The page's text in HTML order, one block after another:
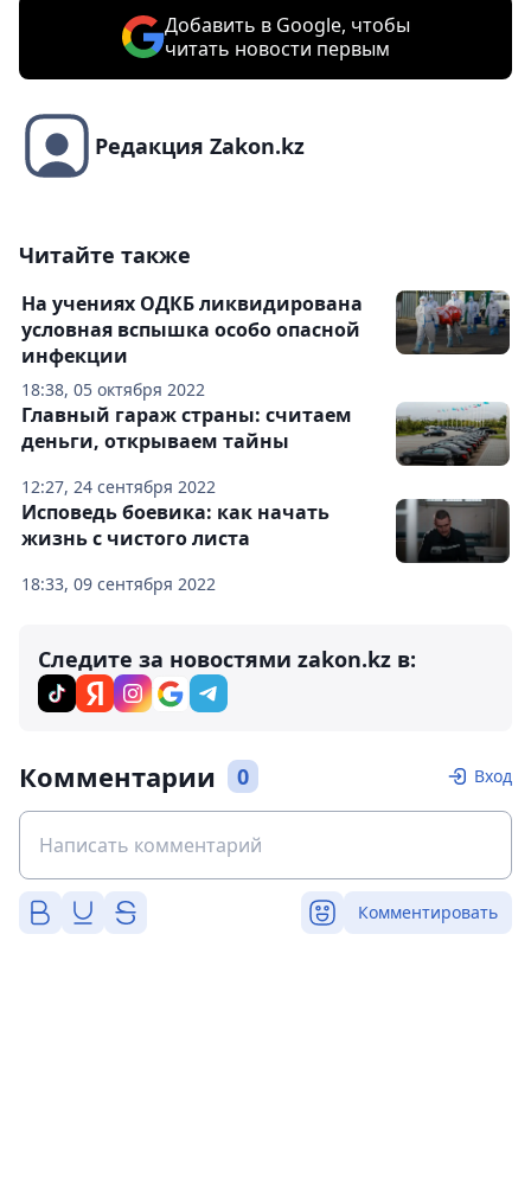
Добавить в Google, чтобы
читать новости первым
Редакция Zakon.kz
Читайте также
18:38, 05 октября 2022
На учениях ОДКБ ликвидирована
условная вспышка особо опасной
инфекции
12:27, 24 сентября 2022
Главный гараж страны: считаем
деньги, открываем тайны
18:33, 09 сентября 2022
Исповедь боевика: как начать
жизнь с чистого листа
Следите за новостями zakon.kz в:
Комментарии 0 Вход
Комментировать